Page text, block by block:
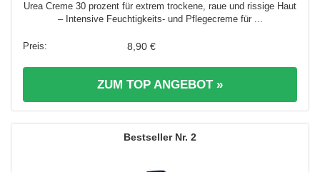
Urea Creme 30 prozent für extrem trockene, raue und rissige Haut
– Intensive Feuchtigkeits- und Pflegecreme für ...
8,90 €
ZUM TOP ANGEBOT »
2